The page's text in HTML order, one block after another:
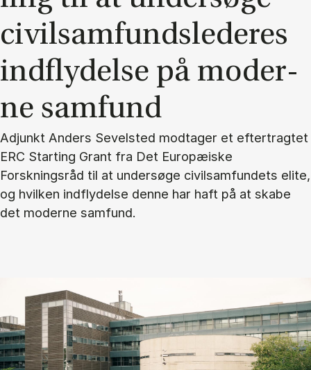
ci­vil­sam­funds­le­de­res
ind­fly­del­se på mo­der­
ne sam­fund
Adjunkt Anders Sevelsted modtager et eftertragtet
ERC Starting Grant fra Det Europæiske
Forskningsråd til at undersøge civilsamfundets elite,
og hvilken indflydelse denne har haft på at skabe
det moderne samfund.